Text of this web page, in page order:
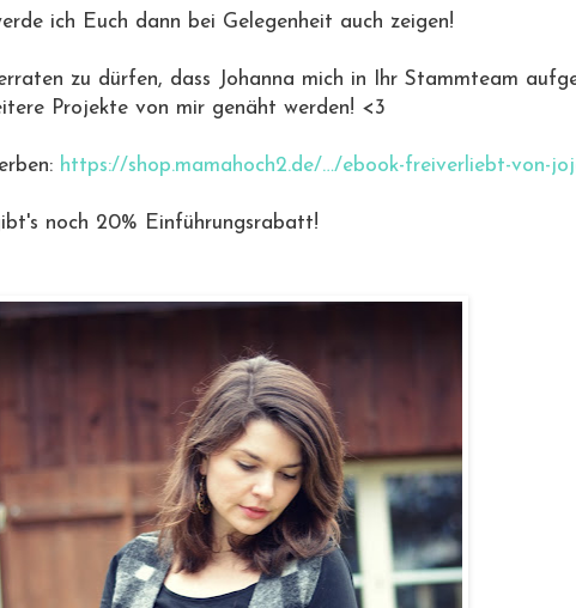
ich Euch dann bei Gelegenheit auch zeigen!
zu dürfen, dass Johanna mich in Ihr Stammteam
Projekte von mir genäht werden! <3
https://shop.mamahoch2.de/…/ebook-freiverliebt-von-
noch 20% Einführungsrabatt!